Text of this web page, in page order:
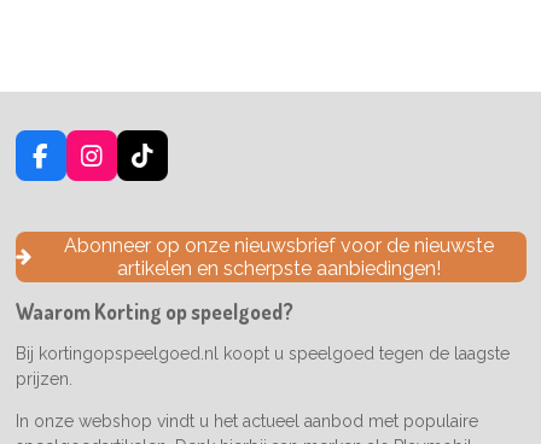
F
a
e
o
k
I
n
t
a
g
a
m
T
i
T
o
k
Abonneer op onze nieuwsbrief voor de nieuwste
artikelen en scherpste aanbiedingen!
Waarom Korting op speelgoed?
Bij kortingopspeelgoed.nl koopt u speelgoed tegen de laagste
prijzen.
In onze webshop vindt u het actueel aanbod met populaire